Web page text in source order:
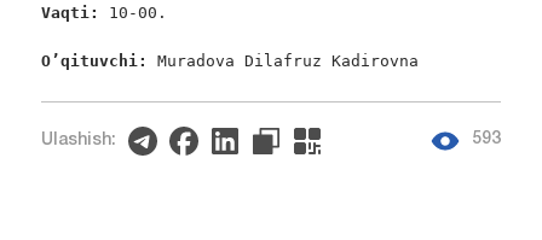
Vaqti: 10-00.
O’qituvchi: Muradova Dilafruz Kadirovna
Ulashish: 593